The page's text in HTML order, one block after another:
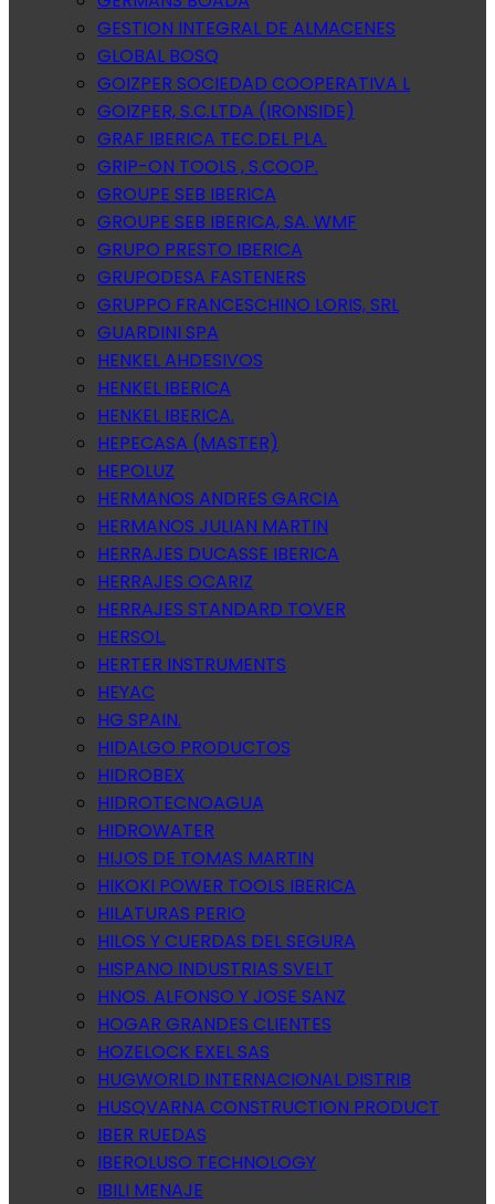
GESTION INTEGRAL DE ALMACENES
GLOBAL BOSQ
GOIZPER SOCIEDAD COOPERATIVA L
GOIZPER, S.C.LTDA (IRONSIDE)
GRAF IBERICA TEC.DEL PLA.
GRIP-ON TOOLS , S.COOP.
GROUPE SEB IBERICA
GROUPE SEB IBERICA, SA. WMF
GRUPO PRESTO IBERICA
GRUPODESA FASTENERS
GRUPPO FRANCESCHINO LORIS, SRL
GUARDINI SPA
HENKEL AHDESIVOS
HENKEL IBERICA
HENKEL IBERICA.
HEPECASA (MASTER)
HEPOLUZ
HERMANOS ANDRES GARCIA
HERMANOS JULIAN MARTIN
HERRAJES DUCASSE IBERICA
HERRAJES OCARIZ
HERRAJES STANDARD TOVER
HERSOL.
HERTER INSTRUMENTS
HEYAC
HG SPAIN.
HIDALGO PRODUCTOS
HIDROBEX
HIDROTECNOAGUA
HIDROWATER
HIJOS DE TOMAS MARTIN
HIKOKI POWER TOOLS IBERICA
HILATURAS PERIO
HILOS Y CUERDAS DEL SEGURA
HISPANO INDUSTRIAS SVELT
HNOS. ALFONSO Y JOSE SANZ
HOGAR GRANDES CLIENTES
HOZELOCK EXEL SAS
HUGWORLD INTERNACIONAL DISTRIB
HUSQVARNA CONSTRUCTION PRODUCT
IBER RUEDAS
IBEROLUSO TECHNOLOGY
IBILI MENAJE